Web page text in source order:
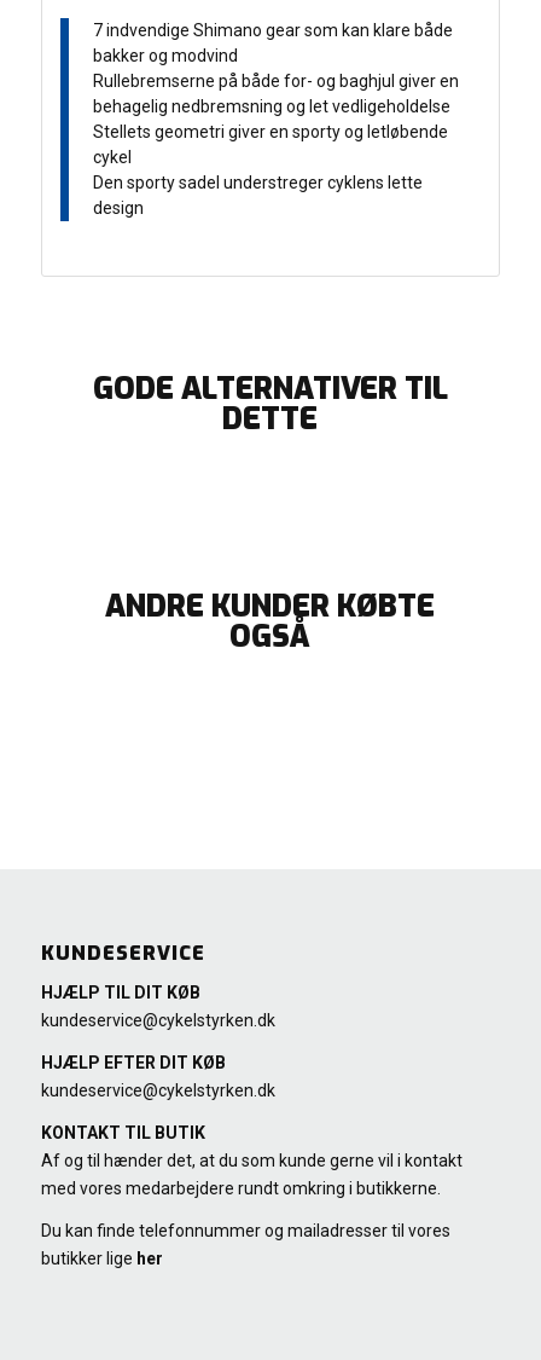
7 indvendige Shimano gear som kan klare både
bakker og modvind
Rullebremserne på både for- og baghjul giver en
behagelig nedbremsning og let vedligeholdelse
Stellets geometri giver en sporty og letløbende
cykel
Den sporty sadel understreger cyklens lette
design
GODE ALTERNATIVER TIL
DETTE
ANDRE KUNDER KØBTE
OGSÅ
KUNDESERVICE
HJÆLP TIL DIT KØB
kundeservice@cykelstyrken.dk
HJÆLP EFTER DIT KØB
kundeservice@cykelstyrken.dk
KONTAKT TIL BUTIK
Af og til hænder det, at du som kunde gerne vil i kontakt
med vores medarbejdere rundt omkring i butikkerne.
Du kan finde telefonnummer og mailadresser til vores
butikker lige her